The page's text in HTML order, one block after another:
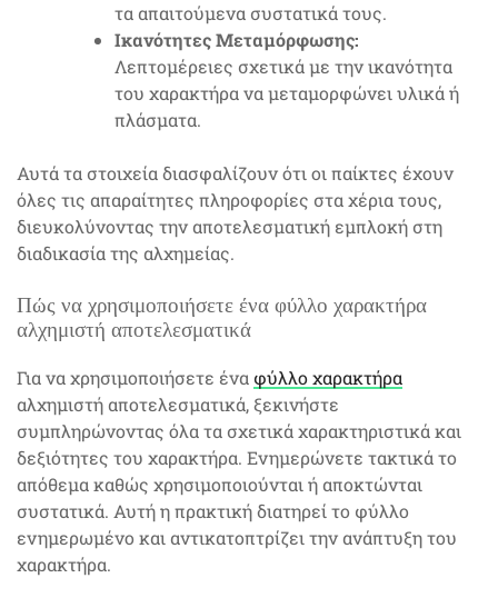
τα απαιτούμενα συστατικά τους.
Ικανότητες Μεταμόρφωσης:
Λεπτομέρειες σχετικά με την ικανότητα
του χαρακτήρα να μεταμορφώνει υλικά ή
πλάσματα.
Αυτά τα στοιχεία διασφαλίζουν ότι οι παίκτες έχουν
όλες τις απαραίτητες πληροφορίες στα χέρια τους,
διευκολύνοντας την αποτελεσματική εμπλοκή στη
διαδικασία της αλχημείας.
Πώς να χρησιμοποιήσετε ένα φύλλο χαρακτήρα
αλχημιστή αποτελεσματικά
Για να χρησιμοποιήσετε ένα φύλλο χαρακτήρα
αλχημιστή αποτελεσματικά, ξεκινήστε
συμπληρώνοντας όλα τα σχετικά χαρακτηριστικά και
δεξιότητες του χαρακτήρα. Ενημερώνετε τακτικά το
απόθεμα καθώς χρησιμοποιούνται ή αποκτώνται
συστατικά. Αυτή η πρακτική διατηρεί το φύλλο
ενημερωμένο και αντικατοπτρίζει την ανάπτυξη του
χαρακτήρα.